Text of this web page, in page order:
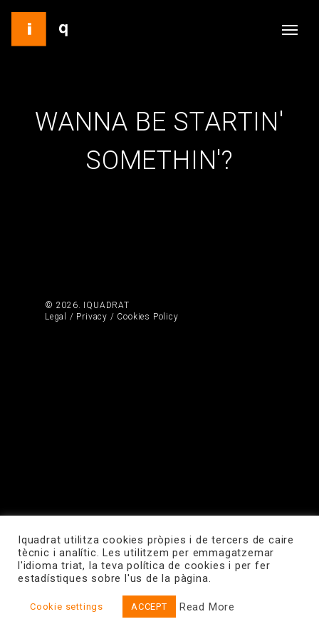
WANNA BE STARTIN'
SOMETHIN'?
© 2026. IQUADRAT
Legal
/ Privacy / Cookies Policy
Iquadrat utilitza cookies pròpies i de tercers de caire
tècnic i analític. Les utilitzem per emmagatzemar
l'idioma triat, la teva política de cookies i per fer
estadístiques sobre l'us de la pàgina.
Cookie settings ACCEPT Read More